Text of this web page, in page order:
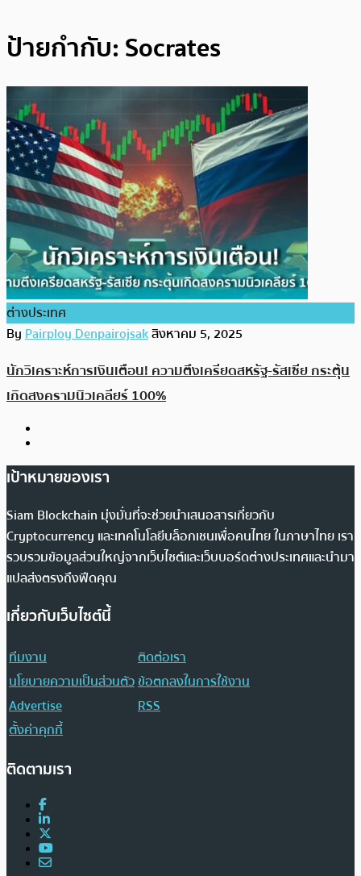
ป้ายกำกับ: Socrates
ต่างประเทศ
ByPairploy Denpairojsakสิงหาคม 5, 2025
นักวิเคราะห์การเงินเตือน! ความตึงเครียดสหรัฐ-รัสเซีย กระตุ้น
เกิดสงครามนิวเคลียร์ 100%
เป้าหมายของเรา
Siam Blockchain มุ่งมั่นที่จะช่วยนำเสนอสารเกี่ยวกับ
Cryptocurrency และเทคโนโลยีบล็อกเชนเพื่อคนไทย ในภาษาไทย เรา
รวบรวมข้อมูลส่วนใหญ่จากเว็บไซต์และเว็บบอร์ดต่างประเทศและนำมา
แปลส่งตรงถึงฟีดคุณ
เกี่ยวกับเว็บไซต์นี้
ทีมงาน
ติดต่อเรา
นโยบายความเป็นส่วนตัวข้อตกลงในการใช้งาน
Advertise
RSS
ตั้งค่าคุกกี้
ติดตามเรา